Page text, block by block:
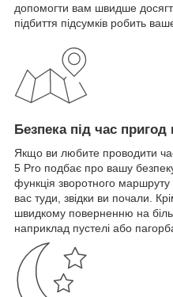
допомогти вам швидше
підбиття підсумків робить
Безпека під час пригод
Якщо ви любите проводити
5 Pro подбає про вашу
функція зворотного маршруту
вас туди, звідки ви почали.
швидкому поверненню на
наприклад пустелі або